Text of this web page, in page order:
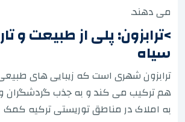
می دهند.
>ترابزون: پلی از طبیعت و
سیاه
ترابزون شهری است که زیبایی های طبیعی
هم ترکیب می کند و به جذب گردشگران
به املاک در مناطق توریستی ترکیه کمک